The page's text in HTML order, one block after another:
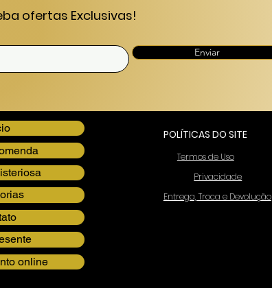
ofertas Exclusivas!
Enviar
online
POLÍTICAS DO SITE
Termos de Uso
Privacidade
Entrega, Troca e Devolução